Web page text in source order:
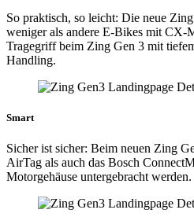
So praktisch, so leicht: Die neue
weniger als andere E-Bikes mit CX-
Tragegriff beim Zing Gen 3 mit
Handling.
Smart
Sicher ist sicher: Beim neuen Zing
AirTag als auch das Bosch
Motorgehäuse untergebracht werden.